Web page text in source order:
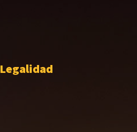
Legalidad